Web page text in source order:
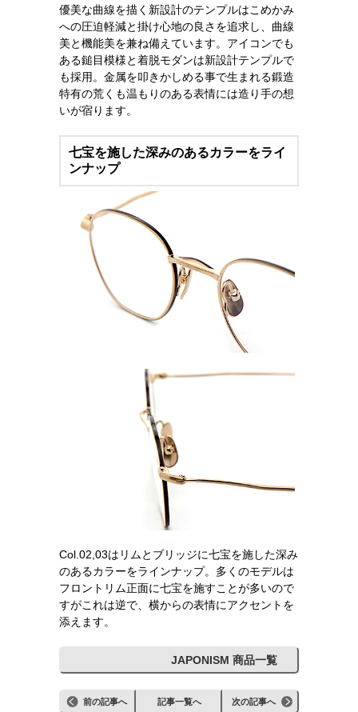
優美な曲線を描く新設計のテンプルはこめかみ
への圧迫軽減と掛け心地の良さを追求し、曲線
美と機能美を兼ね備えています。アイコンでも
ある鎚目模様と着脱モダンは新設計テンプルで
も採用。金属を叩きかしめる事で生まれる鍛造
特有の荒くも温もりのある表情には造り手の想
いが宿ります。
七宝を施した深みのあるカラーをライ
ンナップ
Col.02,03はリムとブリッジに七宝を施した深み
のあるカラーをラインナップ。多くのモデルは
フロントリム正面に七宝を施すことが多いので
すがこれは逆で、横からの表情にアクセントを
添えます。
JAPONISM 商品一覧
前の記事へ 記事一覧へ 次の記事へ